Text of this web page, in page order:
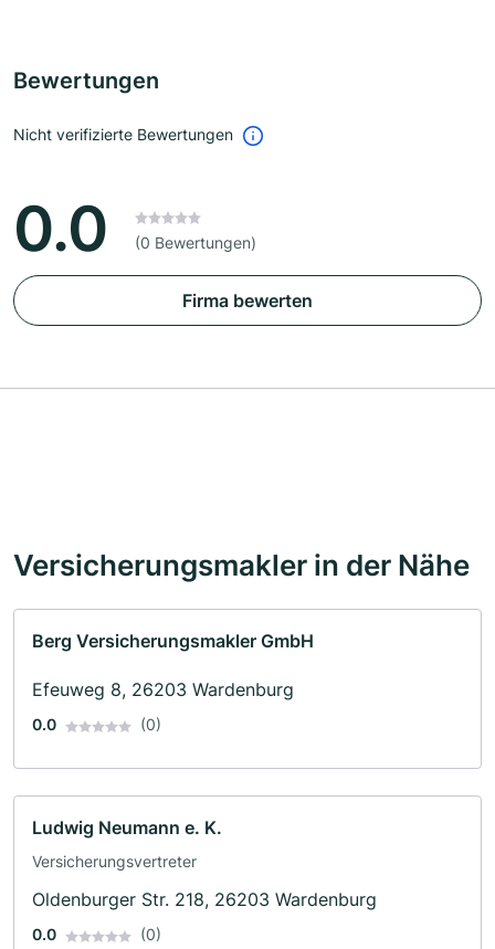
Bewertungen
Nicht verifizierte Bewertungen
0.0 (0 Bewertungen)
Firma bewerten
Versicherungsmakler in der Nähe
Berg Versicherungsmakler GmbH
Efeuweg 8, 26203 Wardenburg
0.0 (0)
Ludwig Neumann e. K.
Versicherungsvertreter
Oldenburger Str. 218, 26203 Wardenburg
0.0 (0)